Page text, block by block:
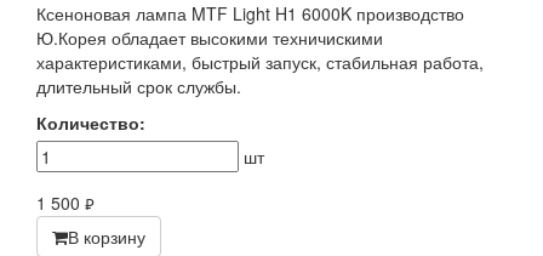
Ксеноновая лампа MTF Light H1 6000K производство
Ю.Корея обладает высокими техничискими
характеристиками, быстрый запуск, стабильная работа,
длительный срок службы.
Количество:
шт
1 500 руб.
В корзину